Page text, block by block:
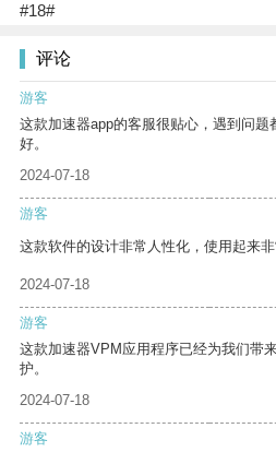
#18#
评论
游客
这款加速器app的客服很贴心，遇到问题
好。
2024-07-18
游客
这款软件的设计非常人性化，使用起来非
2024-07-18
游客
这款加速器VPM应用程序已经为我们带
护。
2024-07-18
游客